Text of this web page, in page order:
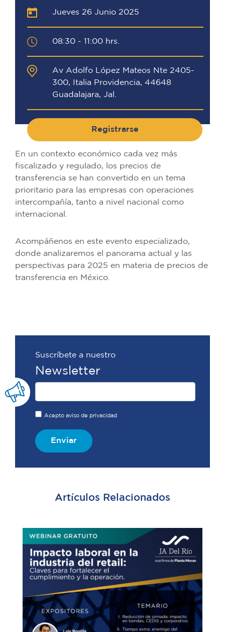
Jueves 26 Junio 2025
08:30 - 11:00 hrs.
Av Adolfo López Mateos Nte 2405-
300, Italia Providencia, 44648
Guadalajara, Jal.
Registrarse
En un contexto económico cada vez más
fiscalizado y regulado, los precios de
transferencia se han convertido en un tema
prioritario para las empresas con operaciones
intercompañía, tanto a nivel nacional como
internacional.
Acompáñenos en este evento especializado,
donde analizaremos el panorama actual y las
perspectivas para 2025 en materia de precios de
transferencia en México.
Suscríbete a nuestro
Newsletter
Acepto aviso de privacidad
Enviar
Artículos Relacionados